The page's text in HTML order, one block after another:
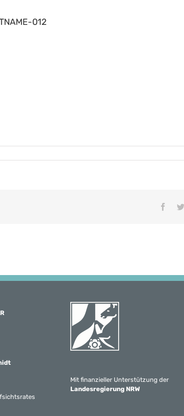
012
Mit finanzieller Unterstützung der
Landesregierung NRW